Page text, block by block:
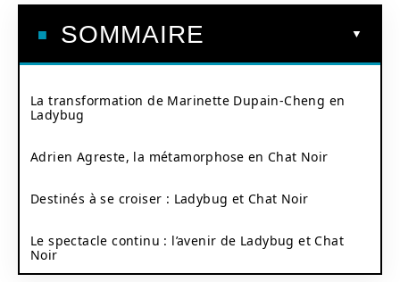
SOMMAIRE
La transformation de Marinette Dupain-Cheng en
Ladybug
Adrien Agreste, la métamorphose en Chat Noir
Destinés à se croiser : Ladybug et Chat Noir
Le spectacle continu : l’avenir de Ladybug et Chat
Noir